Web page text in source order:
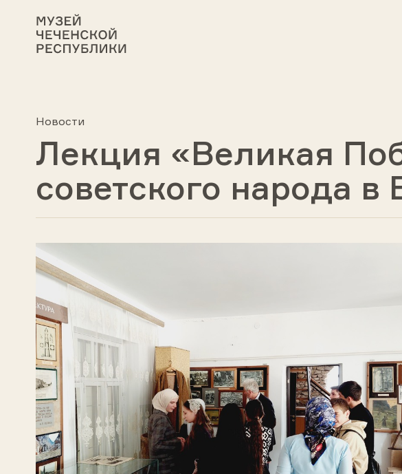
Новости
Лекция «Великая
советского народа в